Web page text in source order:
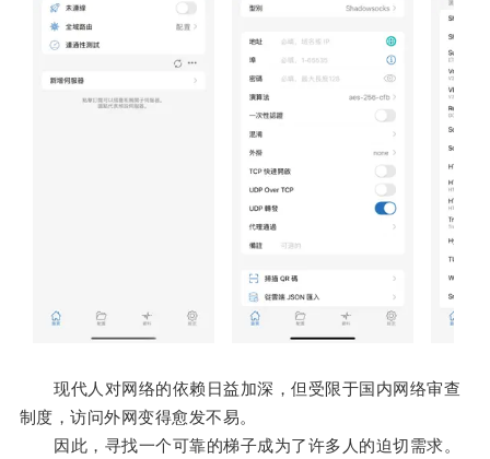
现代人对网络的依赖日益加深，但受限于国内网络审查
制度，访问外网变得愈发不易。
因此，寻找一个可靠的梯子成为了许多人的迫切需求。